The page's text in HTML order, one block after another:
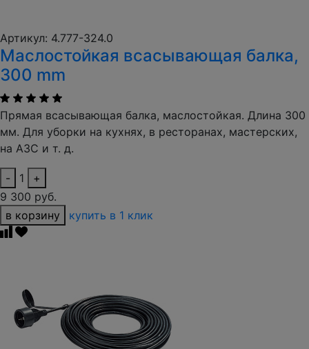
Артикул: 4.777-324.0
Маслостойкая всасывающая балка,
300 mm
Прямая всасывающая балка, маслостойкая. Длина 300
мм. Для уборки на кухнях, в ресторанах, мастерских,
на АЗС и т. д.
- 1
+
9 300 руб.
в корзину
купить в 1 клик